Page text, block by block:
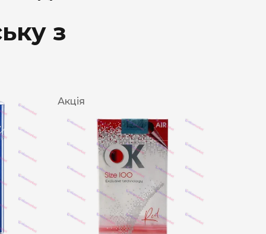
з
Акція